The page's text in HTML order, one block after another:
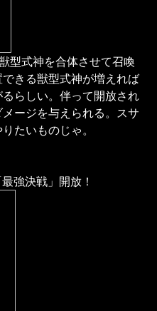
型式神を合体させて召喚
きる獣型式神が増えれば
らしい。伴って開放され
ージを与えられる。スサ
たいものじゃ。
強決戦」開放！